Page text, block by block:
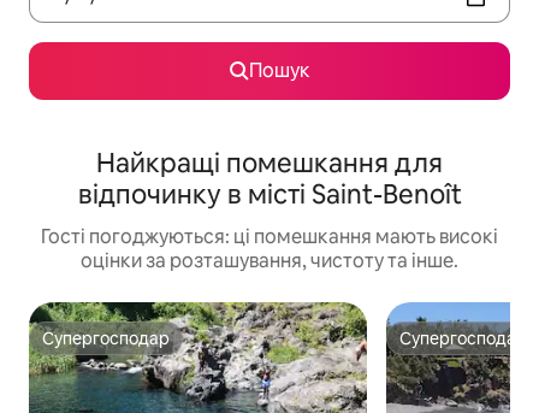
Пошук
Найкращі помешкання для
відпочинку в місті Saint-Benoît
Гості погоджуються: ці помешкання мають високі
оцінки за розташування, чистоту та інше.
Супергосподар
Супергосподар Супергосподар
Супергосподар